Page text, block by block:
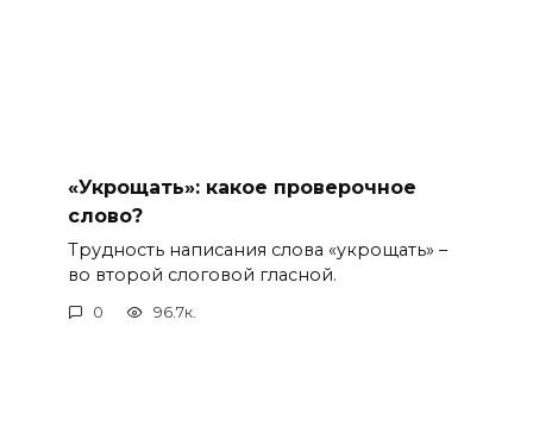
«Укрощать»: какое проверочное
слово?
Трудность написания слова «укрощать» –
во второй слоговой гласной.
0 96.7к.